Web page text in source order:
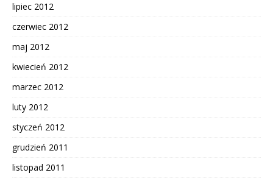
lipiec 2012
czerwiec 2012
maj 2012
kwiecień 2012
marzec 2012
luty 2012
styczeń 2012
grudzień 2011
listopad 2011